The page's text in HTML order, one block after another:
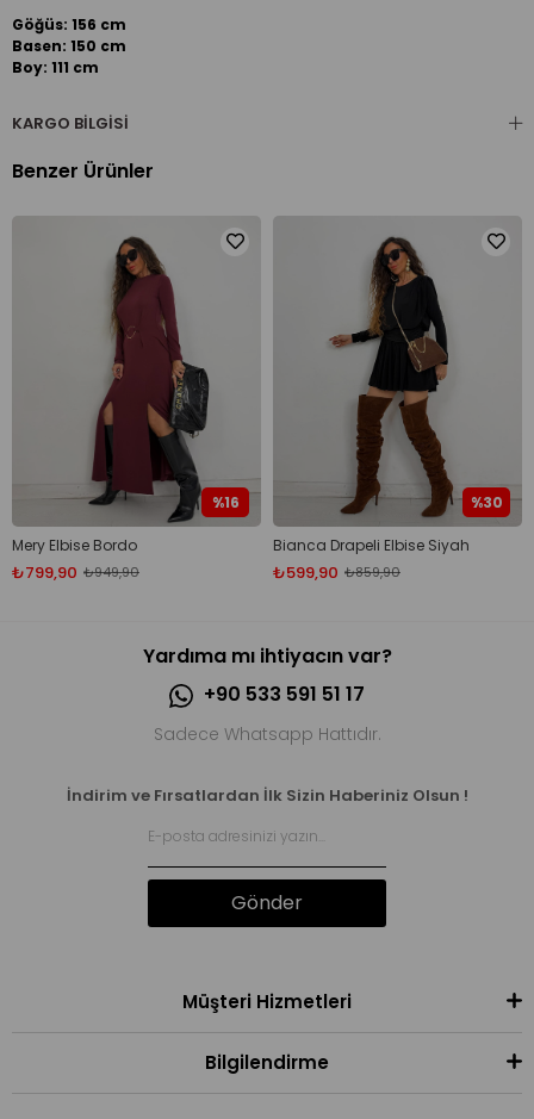
Göğüs: 156 cm
Basen: 150 cm
Boy: 111 cm
KARGO BILGISI
Benzer Ürünler
Mery Elbise Bordo
₺799,90 ₺949,90
%16
Bianca Drapeli Elbise Siyah
₺599,90 ₺859,90
%30
Yardıma mı ihtiyacın var?
+90 533 591 51 17
Sadece Whatsapp Hattıdır.
İndirim ve Fırsatlardan İlk Sizin Haberiniz Olsun !
Gönder
Müşteri Hizmetleri
Bilgilendirme